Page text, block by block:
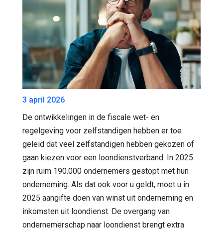
3 april 2026
De ontwikkelingen in de fiscale wet- en
regelgeving voor zelfstandigen hebben er toe
geleid dat veel zelfstandigen hebben gekozen of
gaan kiezen voor een loondienstverband. In 2025
zijn ruim 190.000 ondernemers gestopt met hun
onderneming. Als dat ook voor u geldt, moet u in
2025 aangifte doen van winst uit onderneming en
inkomsten uit loondienst. De overgang van
ondernemerschap naar loondienst brengt extra